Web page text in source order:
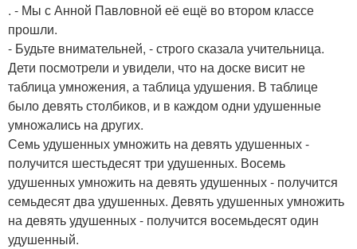
. - Мы с Анной Павловной её ещё во втором классе
прошли.
- Будьте внимательней, - строго сказала учительница.
Дети посмотрели и увидели, что на доске висит не
таблица умножения, а таблица удушения. В таблице
было девять столбиков, и в каждом одни удушенные
умножались на других.
Семь удушенных умножить на девять удушенных -
получится шестьдесят три удушенных. Восемь
удушенных умножить на девять удушенных - получится
семьдесят два удушенных. Девять удушенных умножить
на девять удушенных - получится восемьдесят один
удушенный.